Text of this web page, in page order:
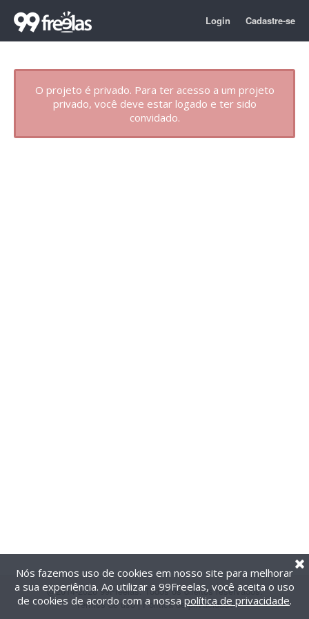
Login Cadastre-se
O projeto é privado. Para ter acesso a um projeto
privado, você deve estar logado e ter sido
convidado.
@2014-2026 99Freelas. Todos os direitos reservados.
Termos de uso| Política de privacidade
Nós fazemos uso de cookies em nosso site para melhorar
a sua experiência. Ao utilizar a 99Freelas, você aceita o uso
de cookies de acordo com a nossa política de privacidade.